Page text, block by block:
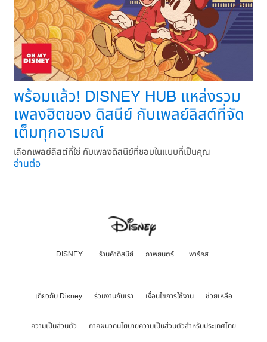
พร้อมแล้ว! DISNEY HUB แหล่งรวม
เพลงฮิตของ ดิสนีย์ กับเพลย์ลิสต์ที่จัด
เต็มทุกอารมณ์
เลือกเพลย์ลิสต์ที่ใช่ กับเพลงดิสนีย์ที่ชอบในแบบที่เป็นคุณ
อ่านต่อ
DISNEY+ ร้านค้าดิสนีย์ ภาพยนตร์ พาร์คส
เกี่ยวกับ Disney ร่วมงานกับเรา เงื่อนไขการใช้งาน ช่วยเหลือ
ความเป็นส่วนตัว ภาคผนวกนโยบายความเป็นส่วนตัวสำหรับประเทศไทย